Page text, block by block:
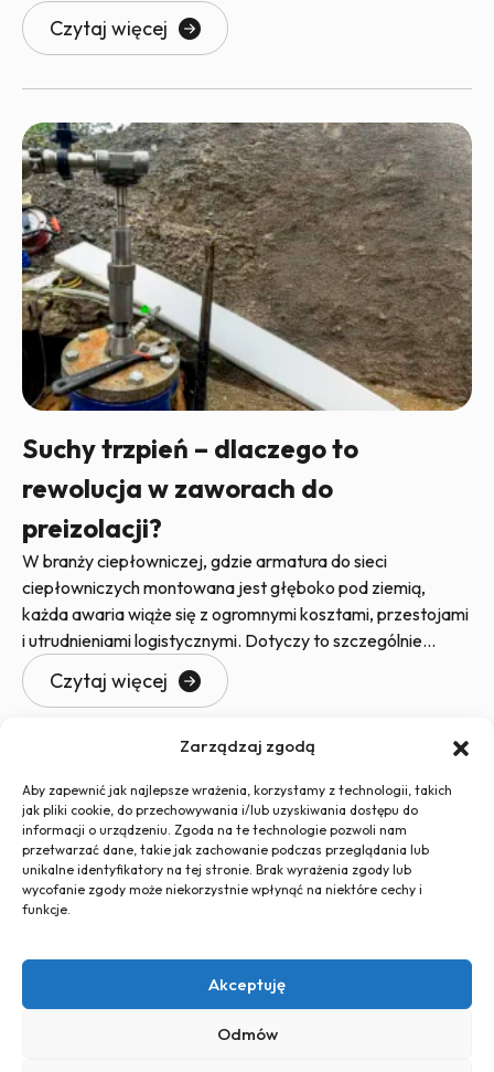
Zarządzaj zgodą
Aby zapewnić jak najlepsze wrażenia, korzystamy z technologii, takich
jak pliki cookie, do przechowywania i/lub uzyskiwania dostępu do
informacji o urządzeniu. Zgoda na te technologie pozwoli nam
przetwarzać dane, takie jak zachowanie podczas przeglądania lub
unikalne identyfikatory na tej stronie. Brak wyrażenia zgody lub
wycofanie zgody może niekorzystnie wpłynąć na niektóre cechy i
funkcje.
Akceptuję
Odmów
najwyższą jakością
Czytaj więcej
Suchy trzpień – dlaczego to
rewolucja w zaworach do
preizolacji?
W branży ciepłowniczej, gdzie armatura do sieci
ciepłowniczych montowana jest głęboko pod ziemią,
każda awaria wiąże się z ogromnymi kosztami, przestojami
i utrudnieniami logistycznymi. Dotyczy to szczególnie
zaworów
Czytaj więcej
ul. Legnicka 60d, 54-204 Wrocław
Polityka plików
cookies (EU)